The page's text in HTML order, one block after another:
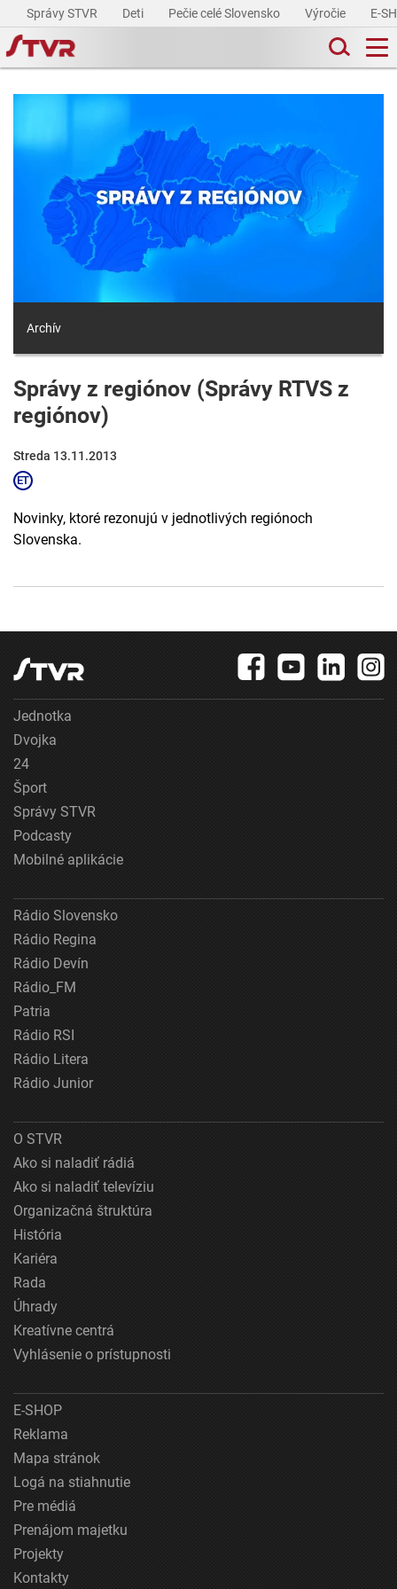
Správy STVR Deti Pečie celé Slovensko Výročie E-
Archív
Správy z regiónov (Správy RTVS z
regiónov)
Streda 13.11.2013
Novinky, ktoré rezonujú v jednotlivých regiónoch
Slovenska.
Jednotka
Dvojka
24
Šport
Správy STVR
Podcasty
Mobilné aplikácie
Rádio Slovensko
Rádio Regina
Rádio Devín
Rádio_FM
Patria
Rádio RSI
Rádio Litera
Rádio Junior
O STVR
Ako si naladiť rádiá
Ako si naladiť televíziu
Organizačná štruktúra
História
Kariéra
Rada
Úhrady
Kreatívne centrá
Vyhlásenie o prístupnosti
E-SHOP
Reklama
Mapa stránok
Logá na stiahnutie
Pre médiá
Prenájom majetku
Projekty
Kontakty